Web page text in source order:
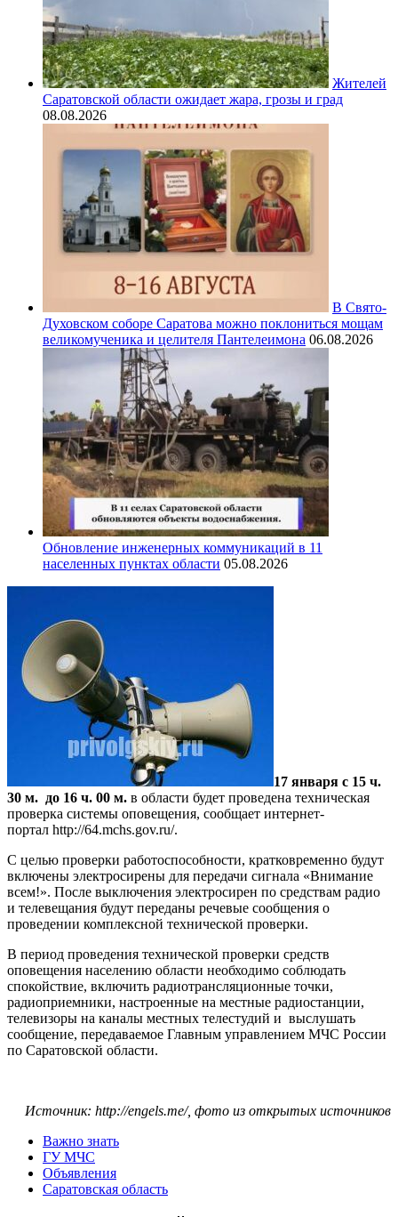
Жителей
Саратовской области ожидает жара, грозы и град
08.08.2026
В Свято-
Духовском соборе Саратова можно поклониться мощам
великомученика и целителя Пантелеимона 06.08.2026
Обновление инженерных коммуникаций в 11
населенных пунктах области 05.08.2026
17 января с 15 ч.
30 м. до 16 ч. 00 м. в области будет проведена техническая
проверка системы оповещения, сообщает интернет-
портал http://64.mchs.gov.ru/.
С целью проверки работоспособности, кратковременно будут
включены электросирены для передачи сигнала «Внимание
всем!». После выключения электросирен по средствам радио
и телевещания будут переданы речевые сообщения о
проведении комплексной технической проверки.
В период проведения технической проверки средств
оповещения населению области необходимо соблюдать
спокойствие, включить радиотрансляционные точки,
радиоприемники, настроенные на местные радиостанции,
телевизоры на каналы местных телестудий и выслушать
сообщение, передаваемое Главным управлением МЧС России
по Саратовской области.
Источник: http://engels.me/, фото из открытых источников
Важно знать
ГУ МЧС
Объявления
Саратовская область